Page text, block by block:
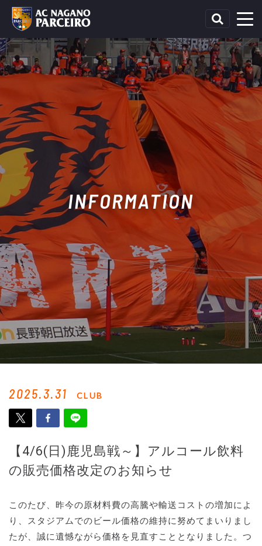
INFORMATION
2025.3.31 CLUB
【4/6(日)鹿児島戦～】アルコール飲料
の販売価格改定のお知らせ
このたび、昨今の原材料費の高騰や輸送コストの増加によ
り、スタジアムでのビール価格の維持に努めてまいりまし
たが、誠に遺憾ながら価格を見直すこととなりました。つ